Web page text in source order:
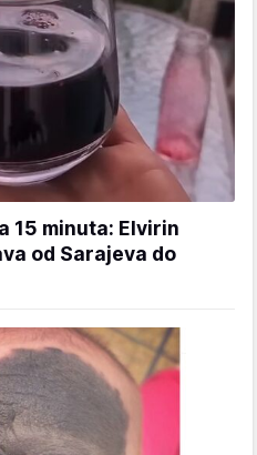
15 minuta: Elvirin
od Sarajeva do